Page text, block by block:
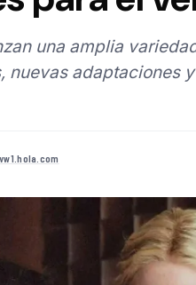
una amplia
nuevas adaptaciones